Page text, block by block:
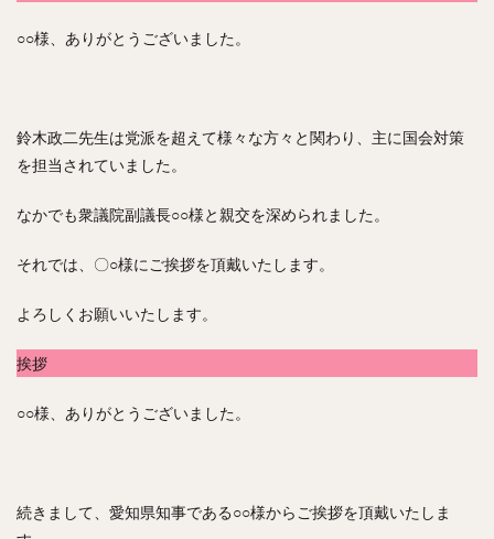
○○様、ありがとうございました。
鈴木政二先生は党派を超えて様々な方々と関わり、主に国会対策
を担当されていました。
なかでも衆議院副議長○○様と親交を深められました。
それでは、〇○様にご挨拶を頂戴いたします。
よろしくお願いいたします。
挨拶
○○様、ありがとうございました。
続きまして、愛知県知事である○○様からご挨拶を頂戴いたしま